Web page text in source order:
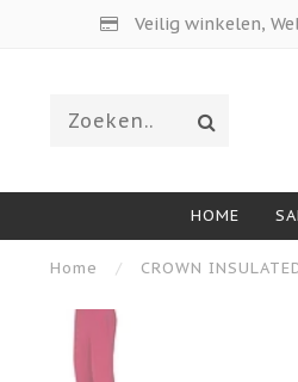
Veilig winkelen,
HOME
Home / CROWN